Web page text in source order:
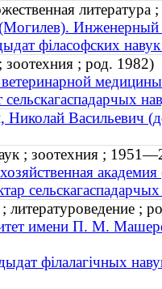
литература
Инженерный
філасофских
зоотехния ; род. 1982)
Николай Васильевич
; зоотехния ;
литературоведение ;
имени П. М.
філалагічных